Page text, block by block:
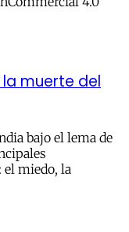
la muerte del
bajo el lema de
miedo, la